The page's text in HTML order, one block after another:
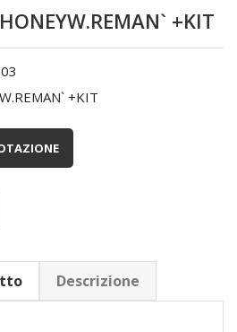
+KIT
+KIT
Descrizione